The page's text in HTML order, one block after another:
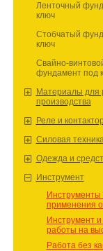
Ленточный
ключ
Стобчатый
ключ
Свайно-
фундамент под
Материалы для
производства
Реле и
Силовая
Одежда и
Инструмент
Инструменты
применения
Инструмент
работы на
Работа без